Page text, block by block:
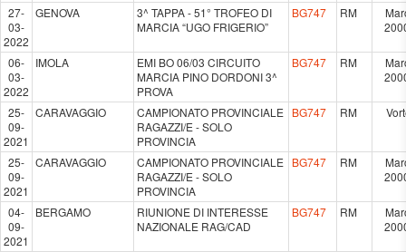
27-
03-
2022
GENOVA
3^ TAPPA - 51° TROFEO DI
MARCIA “UGO FRIGERIO”
BG747 RM
06-
03-
2022
IMOLA
EMI BO 06/03 CIRCUITO
MARCIA PINO DORDONI 3^
PROVA
BG747 RM
25-
09-
2021
CARAVAGGIO
CAMPIONATO PROVINCIALE
RAGAZZI/E - SOLO
PROVINCIA
BG747 RM
25-
09-
2021
CARAVAGGIO
CAMPIONATO PROVINCIALE
RAGAZZI/E - SOLO
PROVINCIA
BG747 RM
04-
09-
2021
BERGAMO
RIUNIONE DI INTERESSE
NAZIONALE RAG/CAD
BG747 RM